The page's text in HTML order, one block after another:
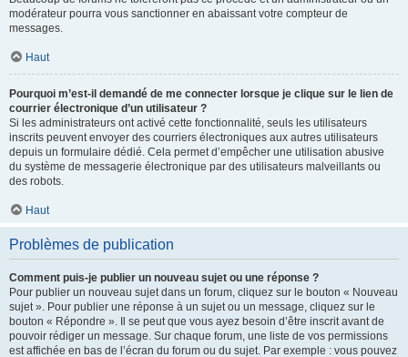
modérateur pourra vous sanctionner en abaissant votre compteur de
messages.
Haut
Pourquoi m’est-il demandé de me connecter lorsque je clique sur le lien de
courrier électronique d’un utilisateur ?
Si les administrateurs ont activé cette fonctionnalité, seuls les utilisateurs
inscrits peuvent envoyer des courriers électroniques aux autres utilisateurs
depuis un formulaire dédié. Cela permet d’empêcher une utilisation abusive
du système de messagerie électronique par des utilisateurs malveillants ou
des robots.
Haut
Problèmes de publication
Comment puis-je publier un nouveau sujet ou une réponse ?
Pour publier un nouveau sujet dans un forum, cliquez sur le bouton « Nouveau
sujet ». Pour publier une réponse à un sujet ou un message, cliquez sur le
bouton « Répondre ». Il se peut que vous ayez besoin d’être inscrit avant de
pouvoir rédiger un message. Sur chaque forum, une liste de vos permissions
est affichée en bas de l’écran du forum ou du sujet. Par exemple : vous pouvez